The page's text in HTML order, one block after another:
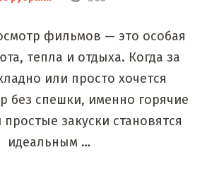
фильмов — это особая
тепла и отдыха. Когда за
или просто хочется
без спешки, именно горячие
закуски становятся
идеальным …